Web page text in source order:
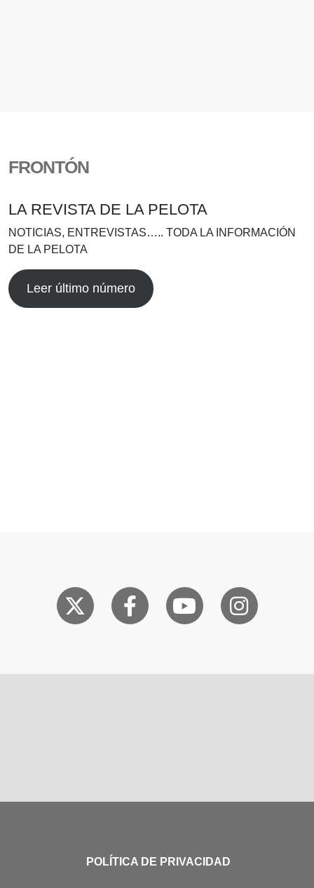
FRONTÓN
LA REVISTA DE LA PELOTA
NOTICIAS, ENTREVISTAS….. TODA LA INFORMACIÓN
DE LA PELOTA
Leer último número
POLÍTICA DE PRIVACIDAD